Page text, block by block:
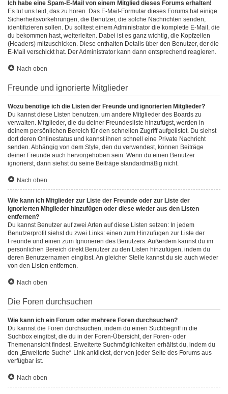
Ich habe eine Spam-E-Mail von einem Mitglied dieses Forums erhalten!
Es tut uns leid, das zu hören. Das E-Mail-Formular dieses Forums hat einige
Sicherheitsvorkehrungen, die Benutzer, die solche Nachrichten senden,
identifizieren sollen. Du solltest einem Administrator die komplette E-Mail, die
du bekommen hast, weiterleiten. Dabei ist es ganz wichtig, die Kopfzeilen
(Headers) mitzuschicken. Diese enthalten Details über den Benutzer, der die
E-Mail verschickt hat. Der Administrator kann dann entsprechend reagieren.
Nach oben
Freunde und ignorierte Mitglieder
Wozu benötige ich die Listen der Freunde und ignorierten Mitglieder?
Du kannst diese Listen benutzen, um andere Mitglieder des Boards zu
verwalten. Mitglieder, die du deiner Freundesliste hinzufügst, werden in
deinem persönlichen Bereich für den schnellen Zugriff aufgelistet. Du siehst
dort deren Onlinestatus und kannst ihnen schnell eine Private Nachricht
senden. Abhängig von dem Style, den du verwendest, können Beiträge
deiner Freunde auch hervorgehoben sein. Wenn du einen Benutzer
ignorierst, dann siehst du seine Beiträge standardmäßig nicht.
Nach oben
Wie kann ich Mitglieder zur Liste der Freunde oder zur Liste der
ignorierten Mitglieder hinzufügen oder diese wieder aus den Listen
entfernen?
Du kannst Benutzer auf zwei Arten auf diese Listen setzen: In jedem
Benutzerprofil siehst du zwei Links: einen zum Hinzufügen zur Liste der
Freunde und einen zum Ignorieren des Benutzers. Außerdem kannst du im
persönlichen Bereich direkt Benutzer zu den Listen hinzufügen, indem du
deren Benutzernamen eingibst. An gleicher Stelle kannst du sie auch wieder
von den Listen entfernen.
Nach oben
Die Foren durchsuchen
Wie kann ich ein Forum oder mehrere Foren durchsuchen?
Du kannst die Foren durchsuchen, indem du einen Suchbegriff in die
Suchbox eingibst, die du in der Foren-Übersicht, der Foren- oder
Themenansicht findest. Erweiterte Suchmöglichkeiten erhältst du, indem du
den „Erweiterte Suche“-Link anklickst, der von jeder Seite des Forums aus
verfügbar ist.
Nach oben